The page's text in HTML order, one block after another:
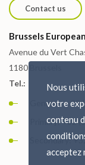
Contact us
Brussels
Avenue du Vert
1180 Brussels
Tel.:
General: + 32
Primary: +32
Secondary:
Nous
votre
contenu
acceptez